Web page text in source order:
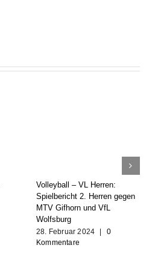
Volleyball – VL Herren:
Spielbericht 2. Herren gegen
MTV Gifhorn und VfL
Wolfsburg
28. Februar 2024 |
0
Kommentare